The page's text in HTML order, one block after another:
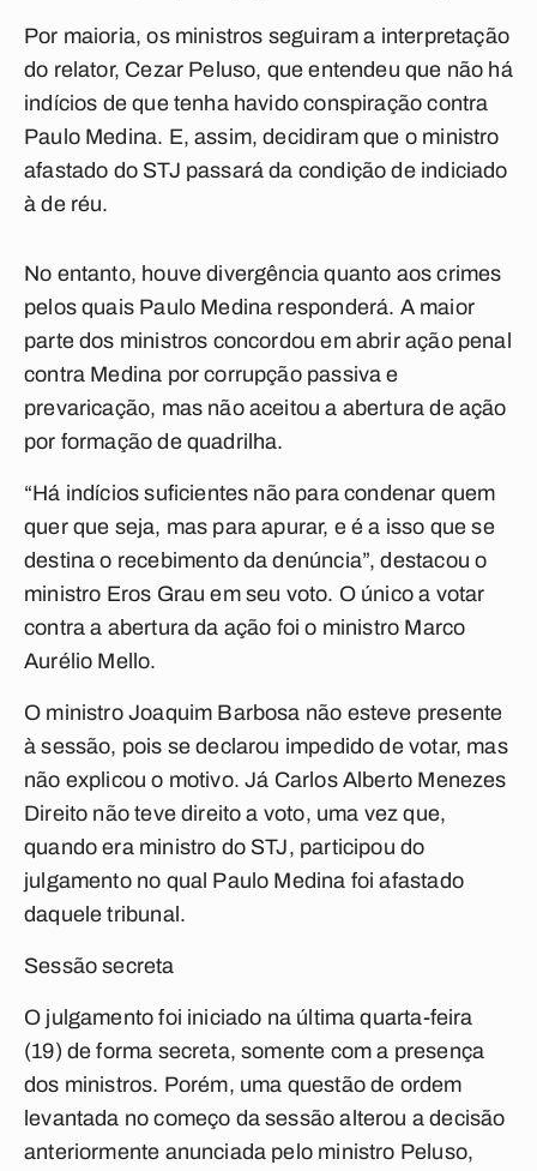
Por maioria, os ministros seguiram a interpretação
do relator, Cezar Peluso, que entendeu que não há
indícios de que tenha havido conspiração contra
Paulo Medina. E, assim, decidiram que o ministro
afastado do STJ passará da condição de indiciado
à de réu.
No entanto, houve divergência quanto aos crimes
pelos quais Paulo Medina responderá. A maior
parte dos ministros concordou em abrir ação penal
contra Medina por corrupção passiva e
prevaricação, mas não aceitou a abertura de ação
por formação de quadrilha.
“Há indícios suficientes não para condenar quem
quer que seja, mas para apurar, e é a isso que se
destina o recebimento da denúncia”, destacou o
ministro Eros Grau em seu voto. O único a votar
contra a abertura da ação foi o ministro Marco
Aurélio Mello.
O ministro Joaquim Barbosa não esteve presente
à sessão, pois se declarou impedido de votar, mas
não explicou o motivo. Já Carlos Alberto Menezes
Direito não teve direito a voto, uma vez que,
quando era ministro do STJ, participou do
julgamento no qual Paulo Medina foi afastado
daquele tribunal.
Sessão secreta
O julgamento foi iniciado na última quarta-feira
(19) de forma secreta, somente com a presença
dos ministros. Porém, uma questão de ordem
levantada no começo da sessão alterou a decisão
anteriormente anunciada pelo ministro Peluso,